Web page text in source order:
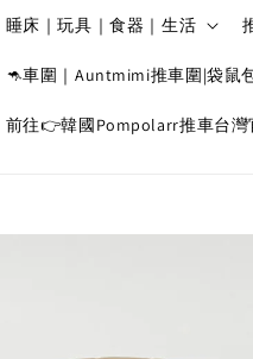
睡床｜玩具｜食器｜生活
🦘車圍｜Auntmimi推車圍|袋鼠
前往👉韓國Pompolarr推車台灣